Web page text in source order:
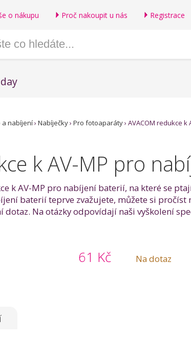
o nákupu Proč nakoupit u nás Registrace
a nabíjení› Nabíječky› Pro fotoaparáty› AVACOM redukce k
k AV-MP pro
k AV-MP pro nabíjení baterií, na které se
baterií teprve zvažujete, můžete si
Na otázky odpovídají naši vyškolení
61 Kč Na dotaz